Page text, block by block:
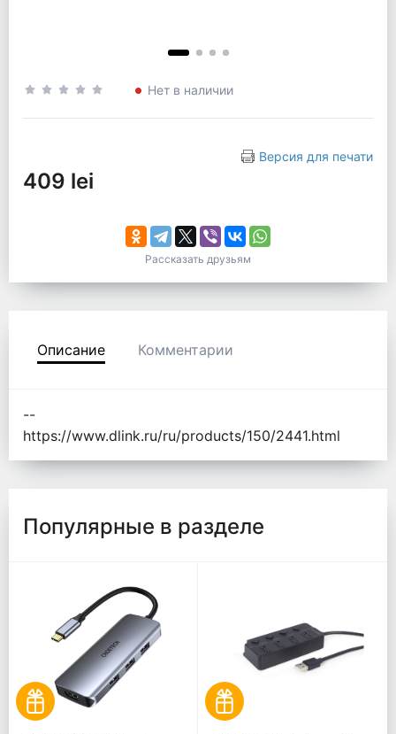
Нет в наличии
Версия для печати
409 lei
Рассказать друзьям
Описание Комментарии
--
https://www.dlink.ru/ru/products/150/2441.html
Популярные в разделе